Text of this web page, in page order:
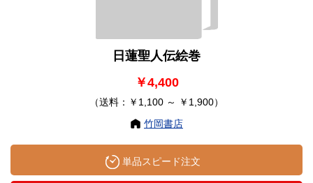
日蓮聖人伝絵巻
￥4,400
（送料：￥1,100 ～ ￥1,900）
竹岡書店
単品スピード注文